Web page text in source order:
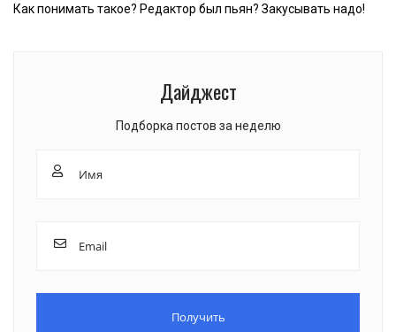
Как понимать такое? Редактор был пьян? Закусывать надо!
Дайджест
Подборка постов за неделю